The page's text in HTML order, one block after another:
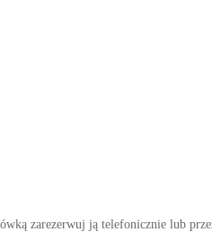
zarezerwuj ją telefonicznie lub